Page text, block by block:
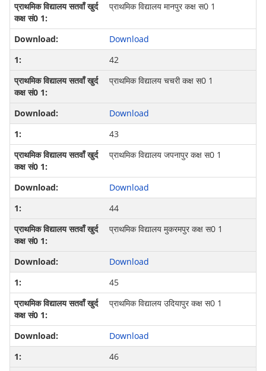
प्राथमिक विद्यालय मानपुर कक्ष स0 1
Download
42
प्राथमिक विद्यालय चचरी कक्ष स0 1
Download
43
प्राथमिक विद्यालय जपनापुर कक्ष स0 1
Download
44
प्राथमिक विद्यालय मुकरमपुर कक्ष स0 1
Download
45
प्राथमिक विद्यालय उदियापुर कक्ष स0 1
Download
46